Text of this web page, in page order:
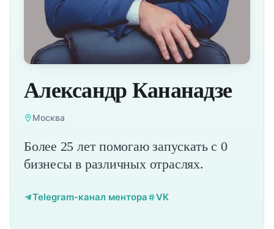
Александр Кананадзе
Москва
Более 25 лет помогаю запускать с 0
бизнесы в различных отраслях.
Telegram-канал ментора VK